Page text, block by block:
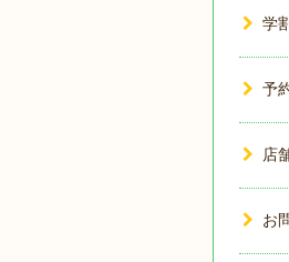
学割
予
店
お